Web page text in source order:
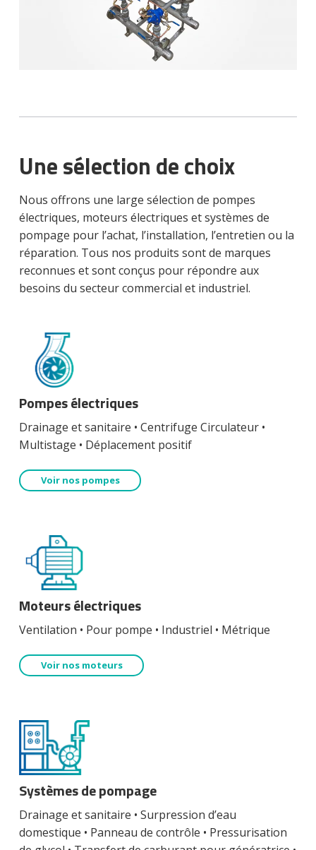
Une sélection de choix
Nous offrons une large sélection de pompes
électriques, moteurs électriques et systèmes de
pompage pour l’achat, l’installation, l’entretien ou la
réparation. Tous nos produits sont de marques
reconnues et sont conçus pour répondre aux
besoins du secteur commercial et industriel.
Pompes électriques
Drainage et sanitaire • Centrifuge Circulateur •
Multistage • Déplacement positif
Voir nos pompes
Moteurs électriques
Ventilation • Pour pompe • Industriel • Métrique
Voir nos moteurs
Systèmes de pompage
Drainage et sanitaire • Surpression d’eau
domestique • Panneau de contrôle • Pressurisation